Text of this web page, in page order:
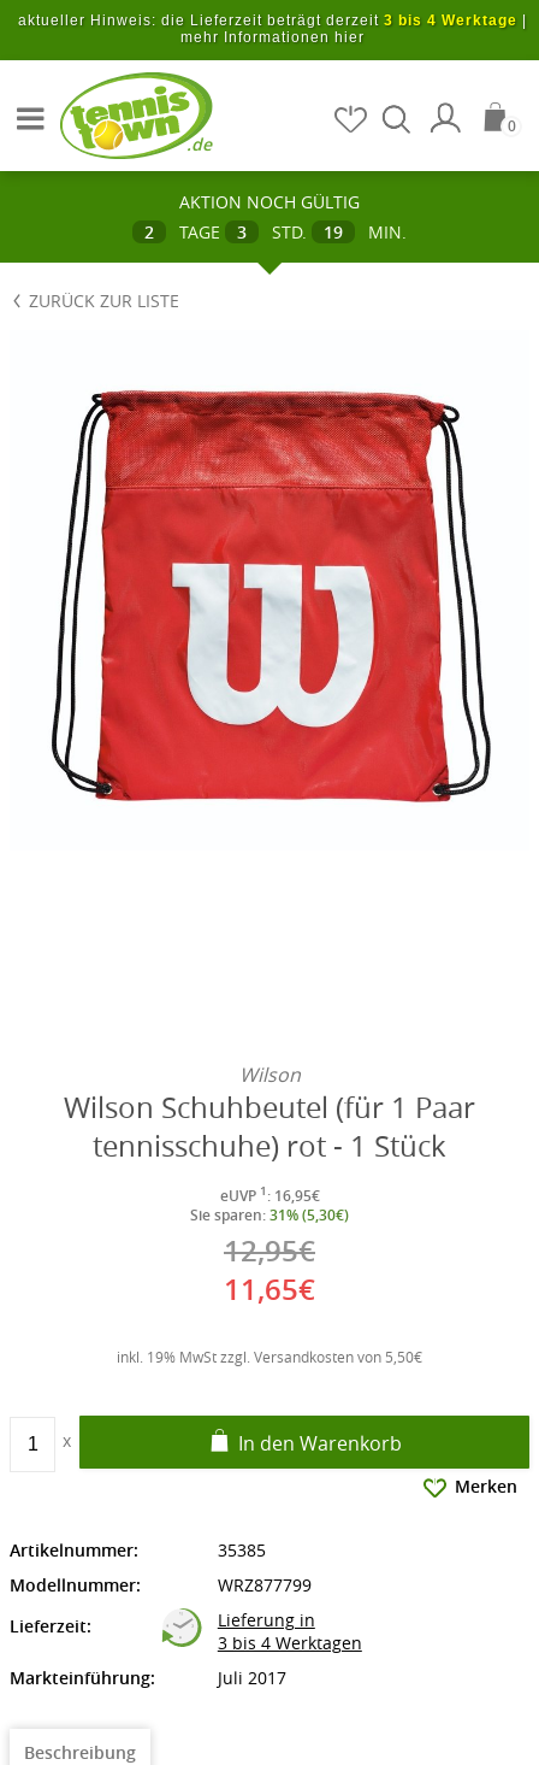
Zum Hauptinhalt springen
aktueller Hinweis: die Lieferzeit beträgt derzeit 3 bis 4 Werktage
mehr Informationen hier
.de
0
AKTION NOCH GÜLTIG
2
TAGE 3 STD. 19 MIN.
ZURÜCK ZUR LISTE
Wilson
Wilson Schuhbeutel (für 1 Paar
tennisschuhe) rot - 1 Stück
eUVP 1 : 16,95€
Sie sparen:31% (5,30€)
12,95€
11,65€
inkl. 19% MwSt zzgl. Versandkosten von 5,50€
In den Warenkorb
Merken
Artikelnummer:
35385
Modellnummer:
WRZ877799
Lieferzeit:
Lieferung in
3 bis 4 Werktagen
Markteinführung:
Juli 2017
Beschreibung